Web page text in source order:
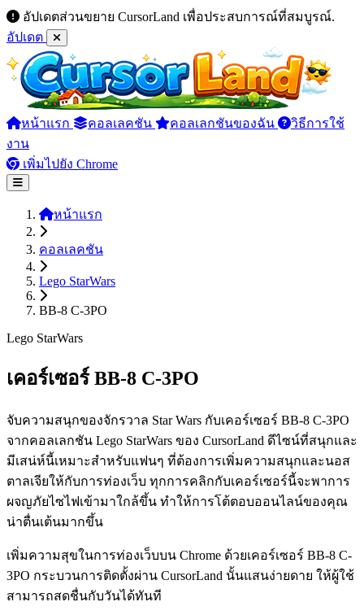
อัปเดตส่วนขยาย CursorLand เพื่อประสบการณ์ที่สมบูรณ์.
อัปเดต
หน้าแรก คอลเลคชัน คอลเลกชันของฉัน
วิธีการใช้
งาน
เพิ่มไปยัง Chrome
หน้าแรก
คอลเลคชัน
Lego StarWars
BB-8 C-3PO
Lego StarWars
เคอร์เซอร์ BB-8 C-3PO
จับความสนุกของจักรวาล Star Wars กับเคอร์เซอร์ BB-8 C-3PO
จากคอลเลกชัน Lego StarWars ของ CursorLand ดีไซน์ที่สนุกและ
มีเสน่ห์นี้เหมาะสำหรับแฟนๆ ที่ต้องการเพิ่มความสนุกและนอส
ตาลเจียให้กับการท่องเว็บ ทุกการคลิกกับเคอร์เซอร์นี้จะพาการ
ผจญภัยไซไฟเข้ามาใกล้ขึ้น ทำให้การโต้ตอบออนไลน์ของคุณ
น่าตื่นเต้นมากขึ้น
เพิ่มความสุขในการท่องเว็บบน Chrome ด้วยเคอร์เซอร์ BB-8 C-
3PO กระบวนการติดตั้งผ่าน CursorLand นั้นแสนง่ายดาย ให้ผู้ใช้
สามารถสดชื่นกับวันได้ทันที